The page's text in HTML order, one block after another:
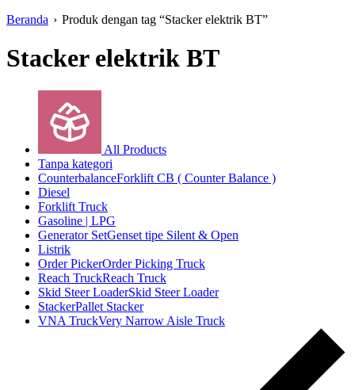
Beranda › Produk dengan tag “Stacker elektrik BT”
Stacker elektrik BT
All Products
Tanpa kategori
CounterbalanceForklift CB ( Counter Balance )
Diesel
Forklift Truck
Gasoline | LPG
Generator SetGenset tipe Silent & Open
Listrik
Order PickerOrder Picking Truck
Reach TruckReach Truck
Skid Steer LoaderSkid Steer Loader
StackerPallet Stacker
VNA TruckVery Narrow Aisle Truck